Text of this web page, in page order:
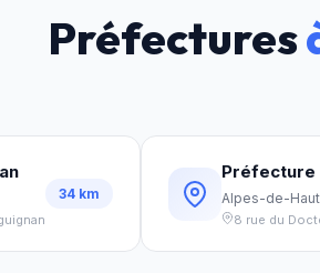
Préfectures
34 km
Préfecture
Alpes-de-
8 rue du